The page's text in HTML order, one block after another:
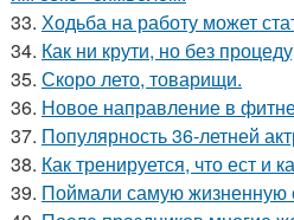
33. Ходьба на работу может
34. Как ни крути, но без
35. Скоро лето, товарищи.
36. Новое направление в
37. Популярность 36-летней
38. Как тренируется, что ест и
39. Поймали самую жизненную